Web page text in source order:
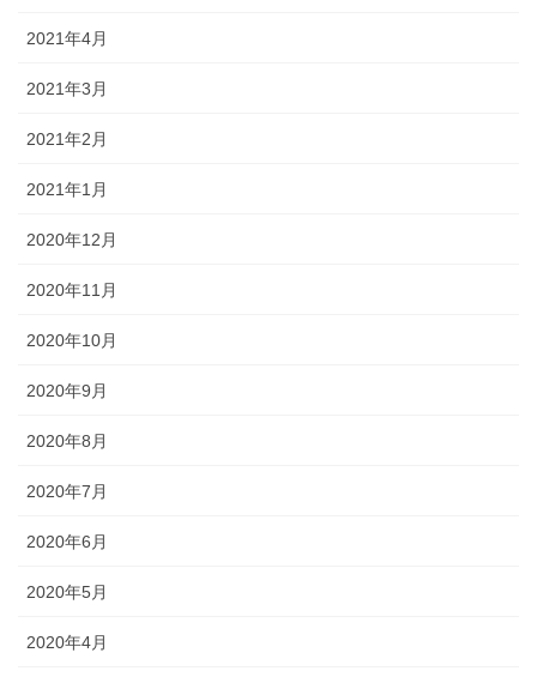
2021年4月
2021年3月
2021年2月
2021年1月
2020年12月
2020年11月
2020年10月
2020年9月
2020年8月
2020年7月
2020年6月
2020年5月
2020年4月